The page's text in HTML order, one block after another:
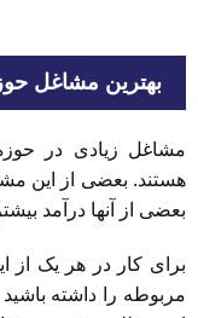
بهترین مشاغل
مشاغل زیادی در
هستند. بعضی از این
بعضی از آنها درآمد
برای کار در هر یک از
مربوطه را داشته